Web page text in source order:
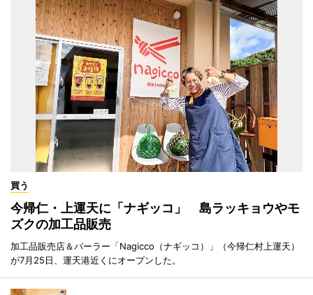
買う
今帰仁・上運天に「ナギッコ」 島ラッキョウやモ
ズクの加工品販売
加工品販売店＆パーラー「Nagicco（ナギッコ）」（今帰仁村上運天）
が7月25日、運天港近くにオープンした。